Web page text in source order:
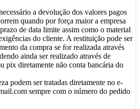
a devolução dos valores pagos
quando por força maior a empresa
de data limite assim como o material
do cliente. A restituição pode ser
da compra se for realizada através
ainda ser realizado através de
pix diretamente não conta bancária do
podem ser tratadas diretamente no e-
sempre com o número do pedido